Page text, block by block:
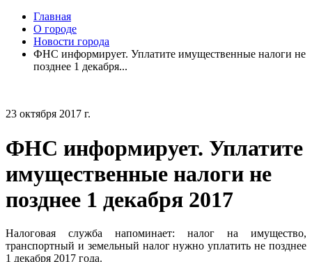
Главная
О городе
Новости города
ФНС информирует. Уплатите имущественные налоги не
позднее 1 декабря...
23 октября 2017 г.
ФНС информирует. Уплатите
имущественные налоги не
позднее 1 декабря 2017
Налоговая служба напоминает: налог на имущество,
транспортный и земельный налог нужно уплатить не позднее
1 декабря 2017 года.